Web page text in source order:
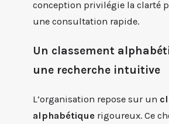
conception privilégie la clarté
une consultation rapide.
Un classement
une recherche intuitive
L’organisation repose sur un
alphabétique rigoureux. Ce